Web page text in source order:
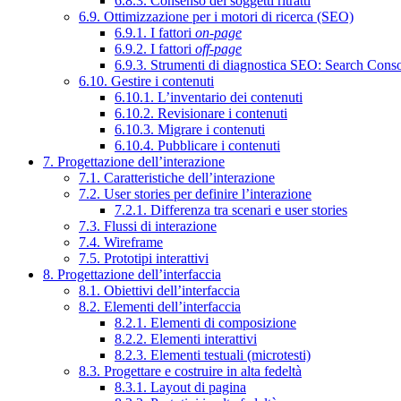
6.9. Ottimizzazione per i motori di ricerca (SEO)
6.9.1. I fattori on-page
6.9.2. I fattori off-page
6.9.3. Strumenti di diagnostica SEO: Search
6.10. Gestire i contenuti
6.10.1. L’inventario dei contenuti
6.10.2. Revisionare i contenuti
6.10.3. Migrare i contenuti
6.10.4. Pubblicare i contenuti
7. Progettazione dell’interazione
7.1. Caratteristiche dell’interazione
7.2. User stories per definire l’interazione
7.2.1. Differenza tra scenari e user stories
7.3. Flussi di interazione
7.4. Wireframe
7.5. Prototipi interattivi
8. Progettazione dell’interfaccia
8.1. Obiettivi dell’interfaccia
8.2. Elementi dell’interfaccia
8.2.1. Elementi di composizione
8.2.2. Elementi interattivi
8.2.3. Elementi testuali (microtesti)
8.3. Progettare e costruire in alta fedeltà
8.3.1. Layout di pagina